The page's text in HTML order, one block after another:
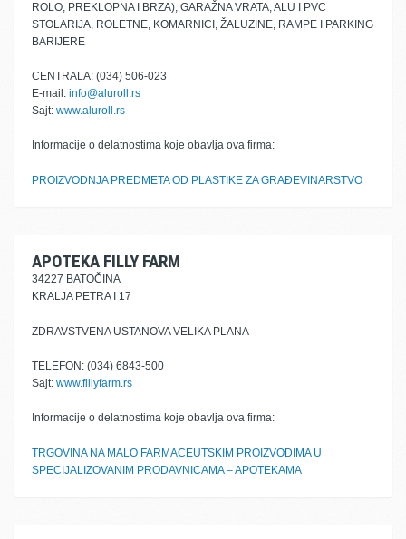
ROLO, PREKLOPNA I BRZA), GARAŽNA VRATA, ALU I PVC
STOLARIJA, ROLETNE, KOMARNICI, ŽALUZINE, RAMPE I PARKING
BARIJERE
CENTRALA: (034) 506-023
E-mail: info@aluroll.rs
Sajt: www.aluroll.rs
Informacije o delatnostima koje obavlja ova firma:
PROIZVODNJA PREDMETA OD PLASTIKE ZA GRAĐEVINARSTVO
APOTEKA FILLY FARM
34227 BATOČINA
KRALJA PETRA I 17
ZDRAVSTVENA USTANOVA VELIKA PLANA
TELEFON: (034) 6843-500
Sajt: www.fillyfarm.rs
Informacije o delatnostima koje obavlja ova firma:
TRGOVINA NA MALO FARMACEUTSKIM PROIZVODIMA U
SPECIJALIZOVANIM PRODAVNICAMA – APOTEKAMA